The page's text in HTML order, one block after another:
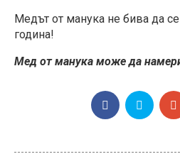
Медът от манука не бива да
година!
Мед от манука може да